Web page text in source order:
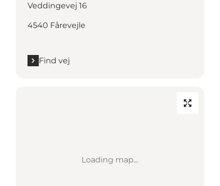
Veddingevej 16
4540 Fårevejle
Find vej
Loading map...